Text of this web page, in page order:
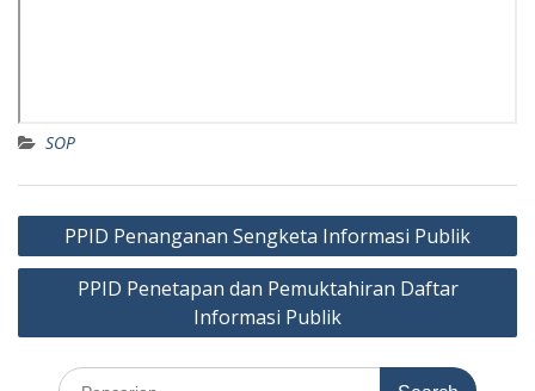
SOP
Post
navigation
PPID Penanganan Sengketa Informasi Publik
PPID Penetapan dan Pemuktahiran Daftar
Informasi Publik
Search